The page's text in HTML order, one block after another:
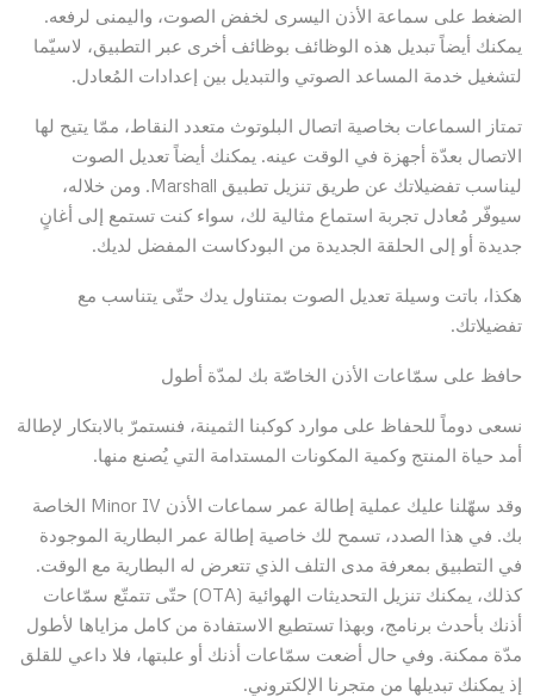
الضغط على سماعة الأذن اليسرى لخفض الصوت، واليمنى لرفعه.
يمكنك أيضاً تبديل هذه الوظائف بوظائف أخرى عبر التطبيق، لاسيّما
لتشغيل خدمة المساعد الصوتي والتبديل بين إعدادات المُعادل.
تمتاز السماعات بخاصية اتصال البلوتوث متعدد النقاط، ممّا يتيح لها
الاتصال بعدّة أجهزة في الوقت عينه. يمكنك أيضاً تعديل الصوت
ليناسب تفضيلاتك عن طريق تنزيل تطبيق Marshall. ومن خلاله،
سيوفّر مُعادل تجربة استماع مثالية لك، سواء كنت تستمع إلى أغانٍ
جديدة أو إلى الحلقة الجديدة من البودكاست المفضل لديك.
هكذا، باتت وسيلة تعديل الصوت بمتناول يدك حتّى يتناسب مع
تفضيلاتك.
حافظ على سمّاعات الأذن الخاصّة بك لمدّة أطول
نسعى دوماً للحفاظ على موارد كوكبنا الثمينة، فنستمرّ بالابتكار لإطالة
أمد حياة المنتج وكمية المكونات المستدامة التي يُصنع منها.
وقد سهّلنا عليك عملية إطالة عمر سماعات الأذن Minor IV الخاصة
بك. في هذا الصدد، تسمح لك خاصية إطالة عمر البطارية الموجودة
في التطبيق بمعرفة مدى التلف الذي تتعرض له البطارية مع الوقت.
كذلك، يمكنك تنزيل التحديثات الهوائية (OTA) حتّى تتمتّع سمّاعات
أذنك بأحدث برنامج، وبهذا تستطيع الاستفادة من كامل مزاياها لأطول
مدّة ممكنة. وفي حال أضعت سمّاعات أذنك أو علبتها، فلا داعي للقلق
إذ يمكنك تبديلها من متجرنا الإلكتروني.